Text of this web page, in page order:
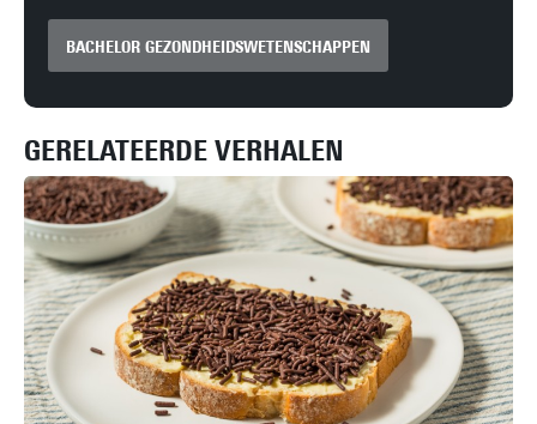
BACHELOR GEZONDHEIDSWETENSCHAPPEN
GERELATEERDE VERHALEN